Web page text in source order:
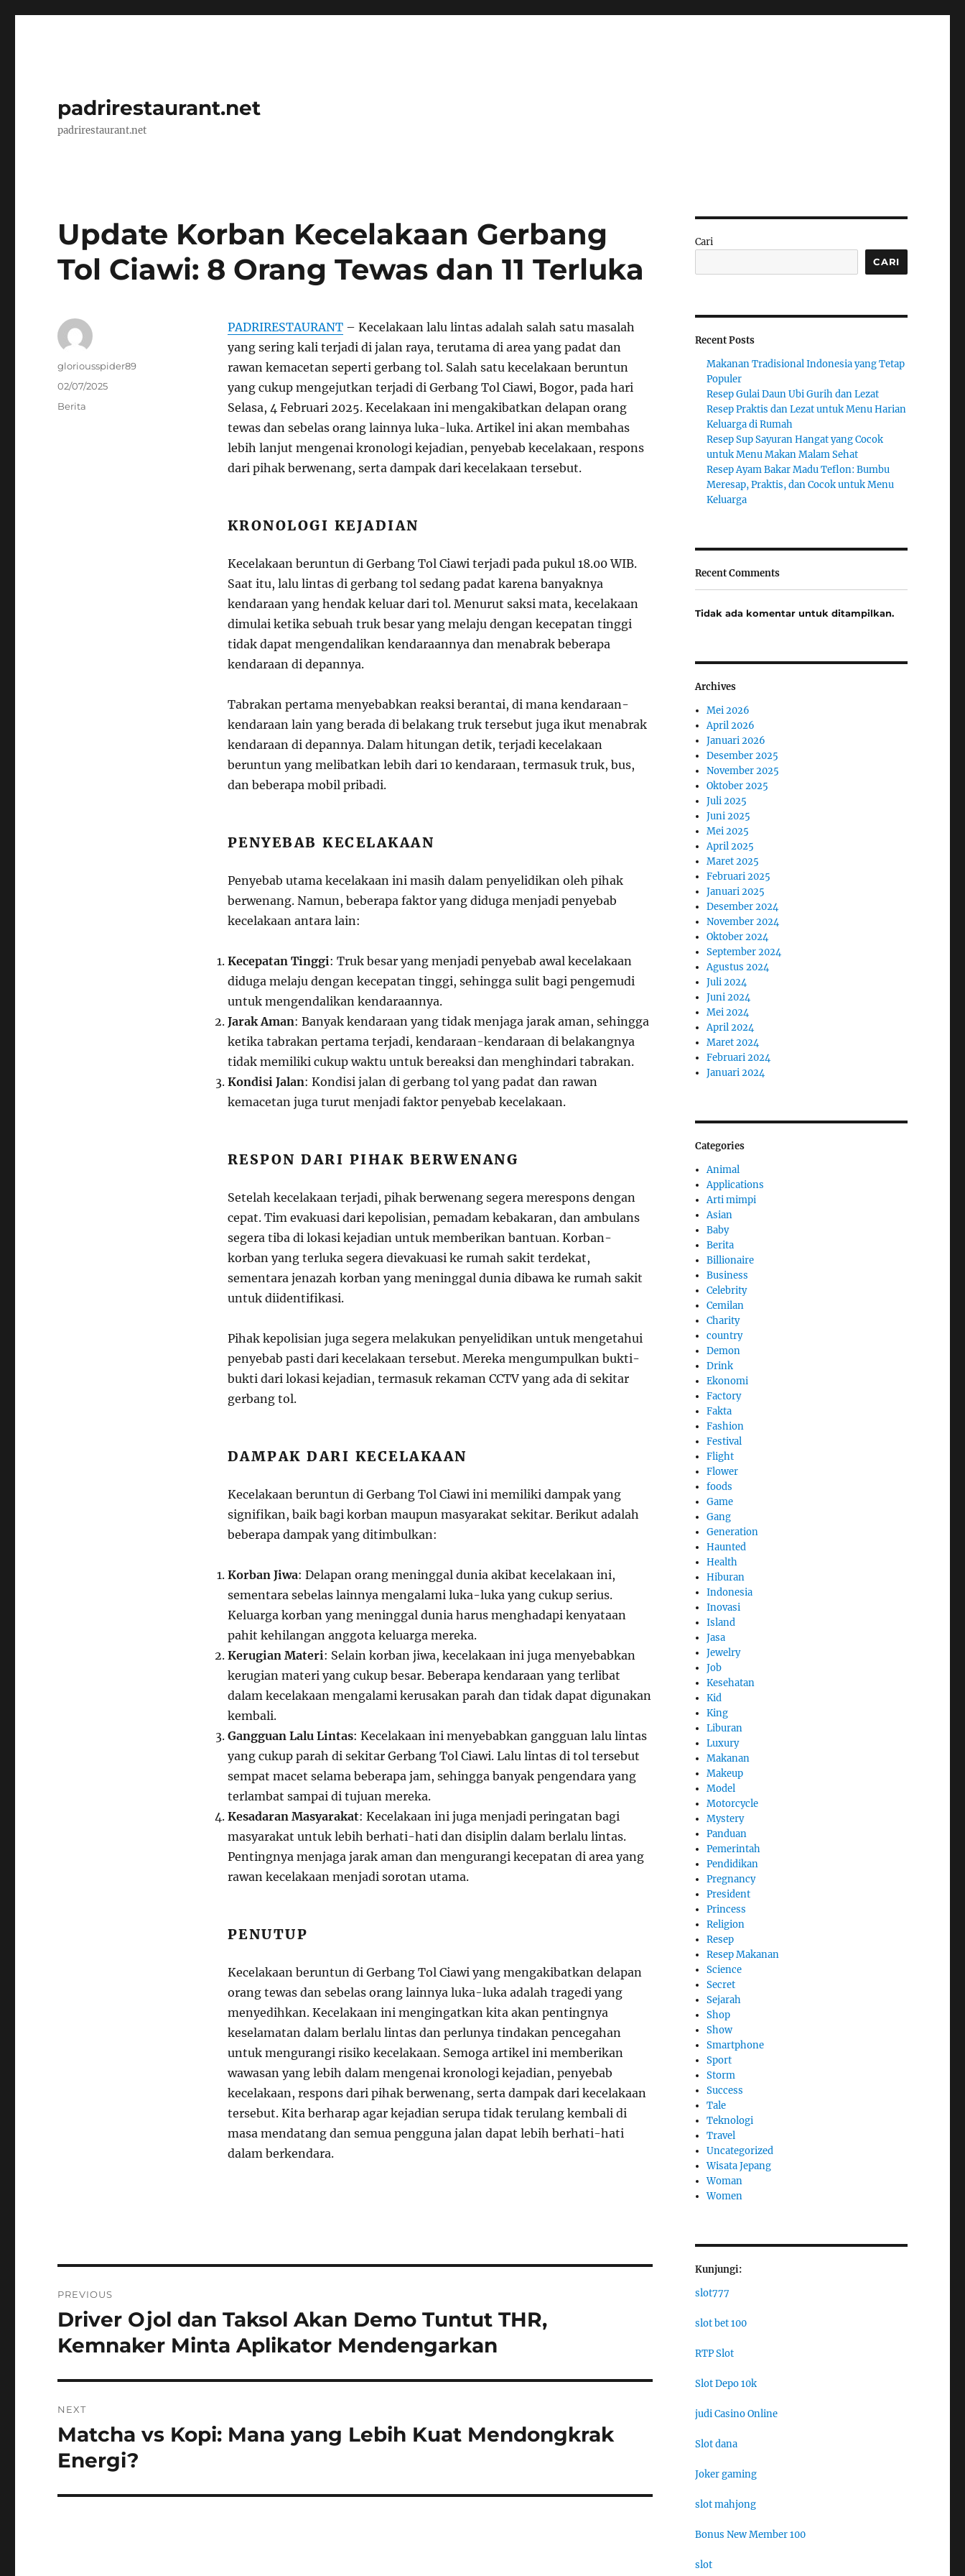
padrirestaurant.net
padrirestaurant.net
Update Korban Kecelakaan Gerbang
Tol Ciawi: 8 Orang Tewas dan 11 Terluka
PADRIRESTAURANT– Kecelakaan lalu lintas adalah salah satu masalah
yang sering kali terjadi di jalan raya, terutama di area yang padat dan
rawan kemacetan seperti gerbang tol. Salah satu kecelakaan beruntun
yang cukup mengejutkan terjadi di Gerbang Tol Ciawi, Bogor, pada hari
Selasa, 4 Februari 2025. Kecelakaan ini mengakibatkan delapan orang
tewas dan sebelas orang lainnya luka-luka. Artikel ini akan membahas
lebih lanjut mengenai kronologi kejadian, penyebab kecelakaan, respons
dari pihak berwenang, serta dampak dari kecelakaan tersebut.
KRONOLOGI KEJADIAN
Kecelakaan beruntun di Gerbang Tol Ciawi terjadi pada pukul 18.00 WIB.
Saat itu, lalu lintas di gerbang tol sedang padat karena banyaknya
kendaraan yang hendak keluar dari tol. Menurut saksi mata, kecelakaan
dimulai ketika sebuah truk besar yang melaju dengan kecepatan tinggi
tidak dapat mengendalikan kendaraannya dan menabrak beberapa
kendaraan di depannya.
Tabrakan pertama menyebabkan reaksi berantai, di mana kendaraan-
kendaraan lain yang berada di belakang truk tersebut juga ikut menabrak
kendaraan di depannya. Dalam hitungan detik, terjadi kecelakaan
beruntun yang melibatkan lebih dari 10 kendaraan, termasuk truk, bus,
dan beberapa mobil pribadi.
PENYEBAB KECELAKAAN
Penyebab utama kecelakaan ini masih dalam penyelidikan oleh pihak
berwenang. Namun, beberapa faktor yang diduga menjadi penyebab
kecelakaan antara lain:
Kecepatan Tinggi: Truk besar yang menjadi penyebab awal kecelakaan
diduga melaju dengan kecepatan tinggi, sehingga sulit bagi pengemudi
untuk mengendalikan kendaraannya.
Jarak Aman: Banyak kendaraan yang tidak menjaga jarak aman, sehingga
ketika tabrakan pertama terjadi, kendaraan-kendaraan di belakangnya
tidak memiliki cukup waktu untuk bereaksi dan menghindari tabrakan.
Kondisi Jalan: Kondisi jalan di gerbang tol yang padat dan rawan
kemacetan juga turut menjadi faktor penyebab kecelakaan.
RESPON DARI PIHAK BERWENANG
Setelah kecelakaan terjadi, pihak berwenang segera merespons dengan
cepat. Tim evakuasi dari kepolisian, pemadam kebakaran, dan ambulans
segera tiba di lokasi kejadian untuk memberikan bantuan. Korban-
korban yang terluka segera dievakuasi ke rumah sakit terdekat,
sementara jenazah korban yang meninggal dunia dibawa ke rumah sakit
untuk diidentifikasi.
Pihak kepolisian juga segera melakukan penyelidikan untuk mengetahui
penyebab pasti dari kecelakaan tersebut. Mereka mengumpulkan bukti-
bukti dari lokasi kejadian, termasuk rekaman CCTV yang ada di sekitar
gerbang tol.
DAMPAK DARI KECELAKAAN
Kecelakaan beruntun di Gerbang Tol Ciawi ini memiliki dampak yang
signifikan, baik bagi korban maupun masyarakat sekitar. Berikut adalah
beberapa dampak yang ditimbulkan:
Korban Jiwa: Delapan orang meninggal dunia akibat kecelakaan ini,
sementara sebelas lainnya mengalami luka-luka yang cukup serius.
Keluarga korban yang meninggal dunia harus menghadapi kenyataan
pahit kehilangan anggota keluarga mereka.
Kerugian Materi: Selain korban jiwa, kecelakaan ini juga menyebabkan
kerugian materi yang cukup besar. Beberapa kendaraan yang terlibat
dalam kecelakaan mengalami kerusakan parah dan tidak dapat digunakan
kembali.
Gangguan Lalu Lintas: Kecelakaan ini menyebabkan gangguan lalu lintas
yang cukup parah di sekitar Gerbang Tol Ciawi. Lalu lintas di tol tersebut
sempat macet selama beberapa jam, sehingga banyak pengendara yang
terlambat sampai di tujuan mereka.
Kesadaran Masyarakat: Kecelakaan ini juga menjadi peringatan bagi
masyarakat untuk lebih berhati-hati dan disiplin dalam berlalu lintas.
Pentingnya menjaga jarak aman dan mengurangi kecepatan di area yang
rawan kecelakaan menjadi sorotan utama.
PENUTUP
Kecelakaan beruntun di Gerbang Tol Ciawi yang mengakibatkan delapan
orang tewas dan sebelas orang lainnya luka-luka adalah tragedi yang
menyedihkan. Kecelakaan ini mengingatkan kita akan pentingnya
keselamatan dalam berlalu lintas dan perlunya tindakan pencegahan
untuk mengurangi risiko kecelakaan. Semoga artikel ini memberikan
wawasan yang lebih dalam mengenai kronologi kejadian, penyebab
kecelakaan, respons dari pihak berwenang, serta dampak dari kecelakaan
tersebut. Kita berharap agar kejadian serupa tidak terulang kembali di
masa mendatang dan semua pengguna jalan dapat lebih berhati-hati
dalam berkendara.
Author
gloriousspider89
Posted
02/07/2025
Categories
Berita
pos
PREVIOUS
Previous
post:
Driver Ojol dan Taksol Akan Demo Tuntut THR,
Kemnaker Minta Aplikator Mendengarkan
NEXT
Next
post:
Matcha vs Kopi: Mana yang Lebih Kuat Mendongkrak
Energi?
Cari
CARI
Recent Posts
Makanan Tradisional Indonesia yang Tetap
Populer
Resep Gulai Daun Ubi Gurih dan Lezat
Resep Praktis dan Lezat untuk Menu Harian
Keluarga di Rumah
Resep Sup Sayuran Hangat yang Cocok
untuk Menu Makan Malam Sehat
Resep Ayam Bakar Madu Teflon: Bumbu
Meresap, Praktis, dan Cocok untuk Menu
Keluarga
Recent Comments
Tidak ada komentar untuk ditampilkan.
Archives
Mei 2026
April 2026
Januari 2026
Desember 2025
November 2025
Oktober 2025
Juli 2025
Juni 2025
Mei 2025
April 2025
Maret 2025
Februari 2025
Januari 2025
Desember 2024
November 2024
Oktober 2024
September 2024
Agustus 2024
Juli 2024
Juni 2024
Mei 2024
April 2024
Maret 2024
Februari 2024
Januari 2024
Categories
Animal
Applications
Arti mimpi
Asian
Baby
Berita
Billionaire
Business
Celebrity
Cemilan
Charity
country
Demon
Drink
Ekonomi
Factory
Fakta
Fashion
Festival
Flight
Flower
foods
Game
Gang
Generation
Haunted
Health
Hiburan
Indonesia
Inovasi
Island
Jasa
Jewelry
Job
Kesehatan
Kid
King
Liburan
Luxury
Makanan
Makeup
Model
Motorcycle
Mystery
Panduan
Pemerintah
Pendidikan
Pregnancy
President
Princess
Religion
Resep
Resep Makanan
Science
Secret
Sejarah
Shop
Show
Smartphone
Sport
Storm
Success
Tale
Teknologi
Travel
Uncategorized
Wisata Jepang
Woman
Women
Kunjungi:
slot777
slot bet 100
RTP Slot
Slot Depo 10k
judi Casino Online
Slot dana
Joker gaming
slot mahjong
Bonus New Member 100
slot